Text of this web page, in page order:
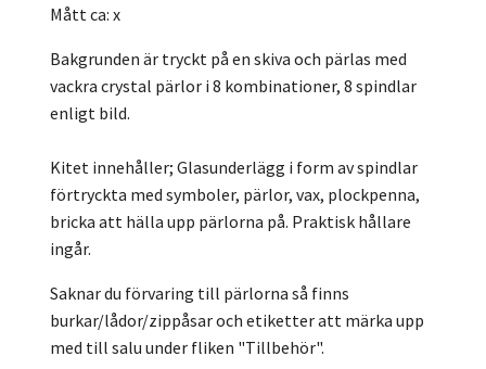
Mått ca: x
Bakgrunden är tryckt på en skiva och pärlas med
vackra crystal pärlor i 8 kombinationer, 8 spindlar
enligt bild.
Kitet innehåller; Glasunderlägg i form av spindlar
förtryckta med symboler, pärlor, vax, plockpenna,
bricka att hälla upp pärlorna på. Praktisk hållare
ingår.
Saknar du förvaring till pärlorna så finns
burkar/lådor/zippåsar och etiketter att märka upp
med till salu under fliken "Tillbehör".